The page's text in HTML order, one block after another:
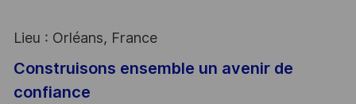
Lieu : Orléans, France
Construisons ensemble un avenir de
confiance